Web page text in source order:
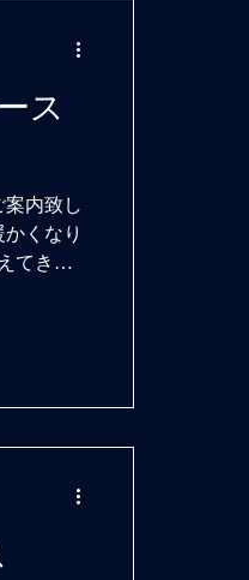
ス
内致し
くなり
てきま